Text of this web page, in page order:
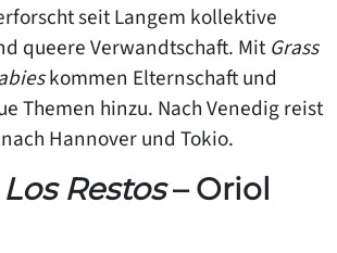
seit Langem kollektive
queere Verwandtschaft. MitGrass
kommen Elternschaft und
Themen hinzu. Nach Venedig reist
Hannover und Tokio.
Los Restos– Oriol